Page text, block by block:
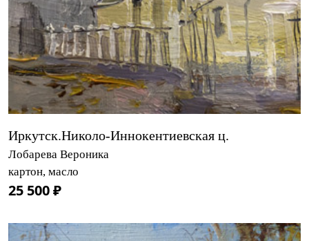
Иркутск.Николо-Иннокентиевская ц.
Лобарева Вероника
картон, масло
25 500 ₽